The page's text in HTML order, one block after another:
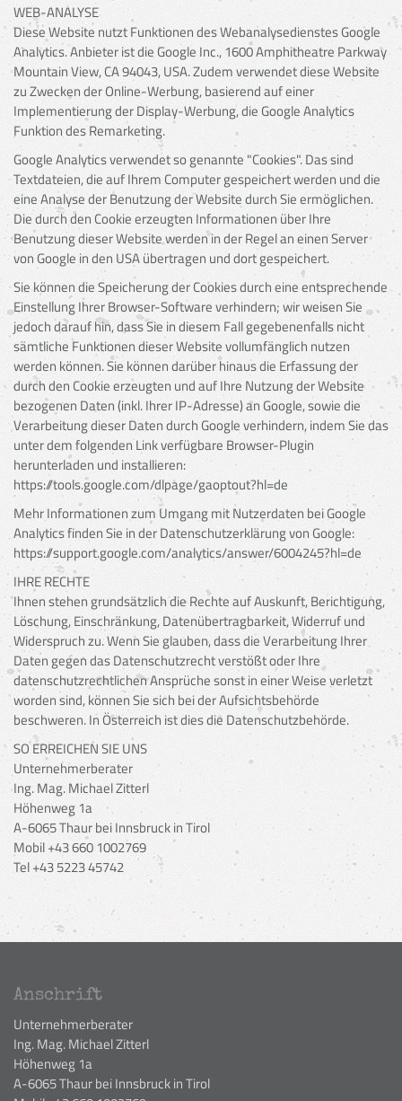
WEB-ANALYSE
Diese Website nutzt Funktionen des Webanalysedienstes Google
Analytics. Anbieter ist die Google Inc., 1600 Amphitheatre Parkway
Mountain View, CA 94043, USA. Zudem verwendet diese Website
zu Zwecken der Online-Werbung, basierend auf einer
Implementierung der Display-Werbung, die Google Analytics
Funktion des Remarketing.
Google Analytics verwendet so genannte "Cookies". Das sind
Textdateien, die auf Ihrem Computer gespeichert werden und die
eine Analyse der Benutzung der Website durch Sie ermöglichen.
Die durch den Cookie erzeugten Informationen über Ihre
Benutzung dieser Website werden in der Regel an einen Server
von Google in den USA übertragen und dort gespeichert.
Sie können die Speicherung der Cookies durch eine entsprechende
Einstellung Ihrer Browser-Software verhindern; wir weisen Sie
jedoch darauf hin, dass Sie in diesem Fall gegebenenfalls nicht
sämtliche Funktionen dieser Website vollumfänglich nutzen
werden können. Sie können darüber hinaus die Erfassung der
durch den Cookie erzeugten und auf Ihre Nutzung der Website
bezogenen Daten (inkl. Ihrer IP-Adresse) an Google, sowie die
Verarbeitung dieser Daten durch Google verhindern, indem Sie das
unter dem folgenden Link verfügbare Browser-Plugin
herunterladen und installieren:
https://tools.google.com/dlpage/gaoptout?hl=de
Mehr Informationen zum Umgang mit Nutzerdaten bei Google
Analytics finden Sie in der Datenschutzerklärung von Google:
https://support.google.com/analytics/answer/6004245?hl=de
IHRE RECHTE
Ihnen stehen grundsätzlich die Rechte auf Auskunft, Berichtigung,
Löschung, Einschränkung, Datenübertragbarkeit, Widerruf und
Widerspruch zu. Wenn Sie glauben, dass die Verarbeitung Ihrer
Daten gegen das Datenschutzrecht verstößt oder Ihre
datenschutzrechtlichen Ansprüche sonst in einer Weise verletzt
worden sind, können Sie sich bei der Aufsichtsbehörde
beschweren. In Österreich ist dies die Datenschutzbehörde.
SO ERREICHEN SIE UNS
Unternehmerberater
Ing. Mag. Michael Zitterl
Höhenweg 1a
A-6065 Thaur bei Innsbruck in Tirol
Mobil +43 660 1002769
Tel +43 5223 45742
Anschrift
Unternehmerberater
Ing. Mag. Michael Zitterl
Höhenweg 1a
A-6065 Thaur bei Innsbruck in Tirol